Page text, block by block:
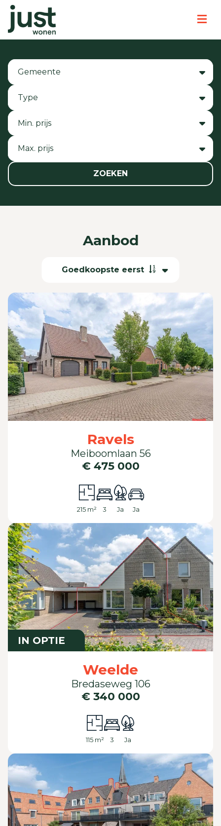
Gemeente
Type
Min. prijs
Max. prijs
ZOEKEN
Goedkoopste eerst
Aanbod
€ 475 000
Ravels
Meiboomlaan 56
215 m² 3 Ja Ja
IN OPTIE
€ 340 000
Weelde
Bredaseweg 106
115 m² 3 Ja